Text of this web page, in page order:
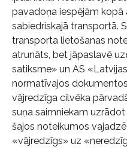
pavadoņa iespējām kopā
sabiedriskajā transportā.
transporta lietošanas
atrunāts, bet jāpaslavē
satiksme» un AS
normatīvajos
vājredzīga cilvēka
suņa saimniekam
šajos noteikumos
«vājredzīgs» uz